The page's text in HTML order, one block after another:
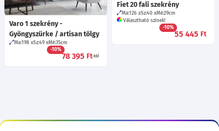
Fiet 20 fali szekrény
Ma:126 Sz:40 Mé:29cm
Választható színek!
-10%
55 445 Ft
Varo 1 szekrény -
Gyöngyszürke / artisan tölgy
Ma:198 Sz:49 Mé:35cm
-10%
78 395 Ft-tól